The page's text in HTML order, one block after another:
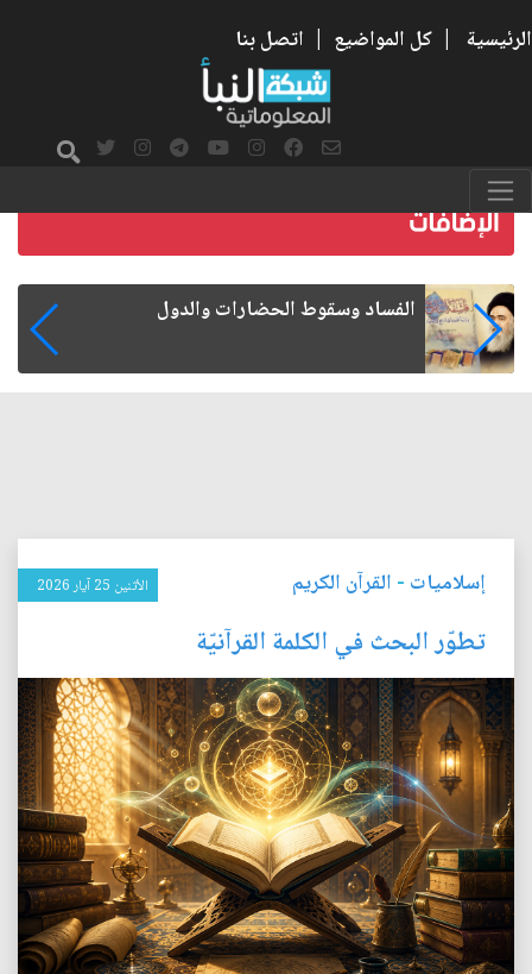
الرئيسية | كل المواضيع | اتصل بنا
رواتب الموظفين على صفيح ساخن
إسلاميات - القرآن الكريم الأثنين 25 آيار 2026
تطوّر البحث في الكلمة القرآنيّة